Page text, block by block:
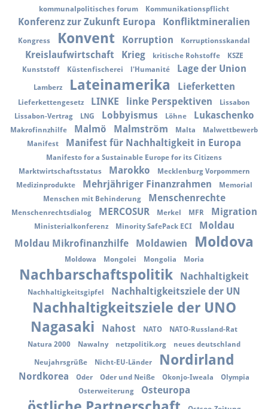
kommunalpolitisches forum Kommunikationspflicht
Konferenz zur Zukunft Europa Konfliktmineralien
Kongress Konvent Korruption Korruptionsskandal
Kreislaufwirtschaft Krieg kritische Rohstoffe
KSZE
Kunststoff
Küstenfischerei l'Humanité Lage der Union
Lamberz Lateinamerika Lieferketten
Lieferkettengesetz LINKE linke Perspektiven
Lissabon
Lissabon-Vertrag
LNG Lobbyismus Löhne Lukaschenko
Makrofinnzhilfe Malmö Malmström Malta
Malwettbewerb
Manifest
Manifest für Nachhaltigkeit in Europa
Manifesto for a Sustainable Europe for its Citizens
Marktwirtschaftsstatus
Marokko
Mecklenburg Vorpommern
Medizinprodukte
Mehrjähriger Finanzrahmen
Memorial
Menschen mit Behinderung
Menschenrechte
Menschenrechtsdialog MERCOSUR Merkel MFR Migration
Ministerialkonferenz Minority SafePack ECI
Moldau
Moldau Mikrofinanzhilfe
Moldawien Moldova
Moldowa Mongolei Mongolia Moria
Nachbarschaftspolitik Nachhaltigkeit
Nachhaltigkeitsgipfel Nachhaltigkeitsziele der UN
Nachhaltigkeitsziele der UNO
Nagasaki
Nahost NATO
NATO-Russland-Rat
Natura 2000
Nawalny netzpolitik.org neues deutschland
Neujahrsgrüße Nicht-EU-Länder Nordirland
Nordkorea Oder Oder und Neiße Okonjo-Iweala
Olympia
Osterweiterung
Osteuropa